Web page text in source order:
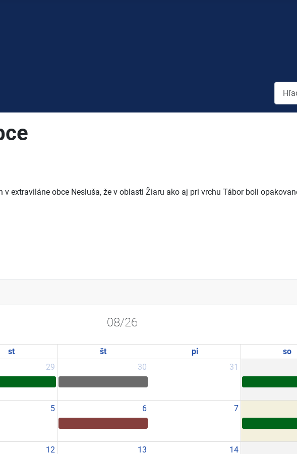
extraviláne obce Nesluša, že v oblasti Žiaru ako aj pri vrchu Tábor boli
08/26
st št pi so
29 30 31
5 6 7
12 13 14